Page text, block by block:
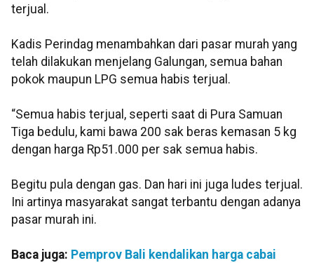
terjual.
Kadis Perindag menambahkan dari pasar murah yang
telah dilakukan menjelang Galungan, semua bahan
pokok maupun LPG semua habis terjual.
“Semua habis terjual, seperti saat di Pura Samuan
Tiga bedulu, kami bawa 200 sak beras kemasan 5 kg
dengan harga Rp51.000 per sak semua habis.
Begitu pula dengan gas. Dan hari ini juga ludes terjual.
Ini artinya masyarakat sangat terbantu dengan adanya
pasar murah ini.
Baca juga: Pemprov Bali kendalikan harga cabai